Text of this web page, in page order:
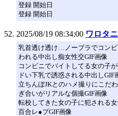
登録 開始日
登録 開始日
2025/08/19 08:34:00 ワロタ
乳首透け透け…ノーブラでコン
われる中出し痴女性交GIF画像
コンビニでバイトしてる女の子
ドい下乳で誘惑される中出しGIF
立ちんぼJKとのハメ撮りにこだ
ぎ合いがリアルな個撮GIF画像
転校してきた女の子に犯される
百合レ●プGIF画像